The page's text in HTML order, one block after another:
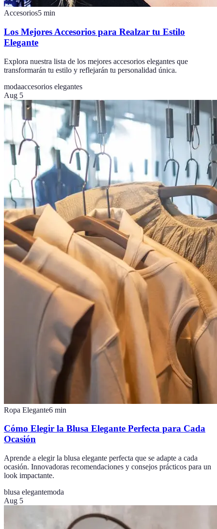
Accesorios5 min
Los Mejores Accesorios para Realzar tu Estilo
Elegante
Explora nuestra lista de los mejores accesorios elegantes que
transformarán tu estilo y reflejarán tu personalidad única.
modaaccesorios elegantes
Aug 5
Ropa Elegante6 min
Cómo Elegir la Blusa Elegante Perfecta para Cada
Ocasión
Aprende a elegir la blusa elegante perfecta que se adapte a cada
ocasión. Innovadoras recomendaciones y consejos prácticos para un
look impactante.
blusa elegantemoda
Aug 5